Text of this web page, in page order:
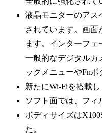
液晶モニターのアス
されています。画
ます。インターフ
一般的なデジタルカ
ックメニューやFn
新たにWi-Fiを搭載
ソフト面では、フ
ボディサイズは
た。